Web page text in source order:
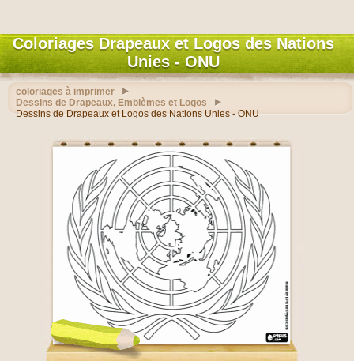
Coloriages Drapeaux et Logos des Nations
Unies - ONU
coloriages à imprimer
Dessins de Drapeaux, Emblèmes et Logos
Dessins de Drapeaux et Logos des Nations Unies - ONU